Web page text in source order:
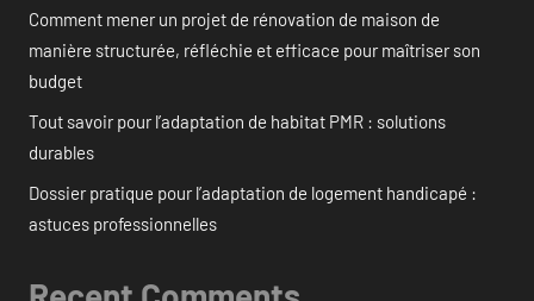
Comment mener un projet de rénovation de maison de
manière structurée, réfléchie et efficace pour maîtriser son
budget
Tout savoir pour l’adaptation de habitat PMR : solutions
durables
Dossier pratique pour l’adaptation de logement handicapé :
astuces professionnelles